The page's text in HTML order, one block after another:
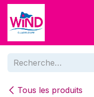
Se rendre au contenu
Tous les produits